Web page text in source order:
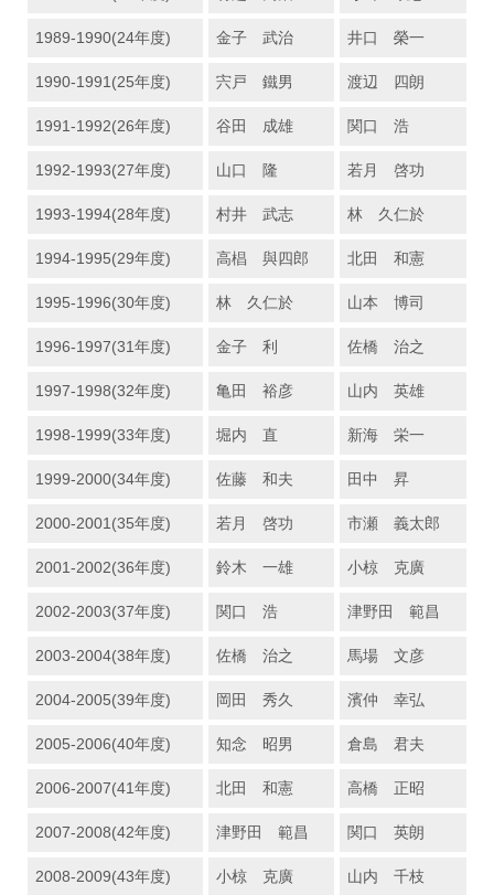
1989-1990(24年度) 金子 武治 井口 榮一
1990-1991(25年度) 宍戸 鐵男 渡辺 四朗
1991-1992(26年度) 谷田 成雄 関口 浩
1992-1993(27年度) 山口 隆 若月 啓功
1993-1994(28年度) 村井 武志 林 久仁於
1994-1995(29年度) 高椙 與四郎 北田 和憲
1995-1996(30年度) 林 久仁於 山本 博司
1996-1997(31年度) 金子 利 佐橋 治之
1997-1998(32年度) 亀田 裕彦 山内 英雄
1998-1999(33年度) 堀内 直 新海 栄一
1999-2000(34年度) 佐藤 和夫 田中 昇
2000-2001(35年度) 若月 啓功 市瀬 義太郎
2001-2002(36年度) 鈴木 一雄 小椋 克廣
2002-2003(37年度) 関口 浩 津野田 範昌
2003-2004(38年度) 佐橋 治之 馬場 文彦
2004-2005(39年度) 岡田 秀久 濱仲 幸弘
2005-2006(40年度) 知念 昭男 倉島 君夫
2006-2007(41年度) 北田 和憲 高橋 正昭
2007-2008(42年度) 津野田 範昌 関口 英朗
2008-2009(43年度) 小椋 克廣 山内 千枝